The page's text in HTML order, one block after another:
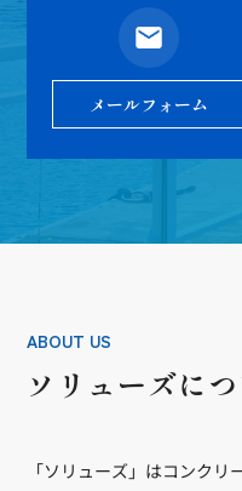
メールフォーム
ABOUT US
ソリューズに
「ソリューズ」はコンク